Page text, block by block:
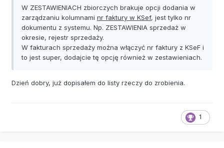
W ZESTAWIENIACH zbiorczych brakuje opcji dodania w
zarządzaniu kolumnami nr faktury w KSef, jest tylko nr
dokumentu z systemu. Np. ZESTAWIENIA sprzedaż w
okresie, rejestr sprzedaży.
W fakturach sprzedaży można włączyć nr faktury z KSeF i
to jest super, dodajcie tę opcję również w zestawieniach.
Dzień dobry, już dopisałem do listy rzeczy do zrobienia.
1